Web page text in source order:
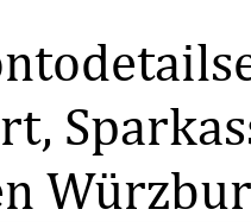
auf
100